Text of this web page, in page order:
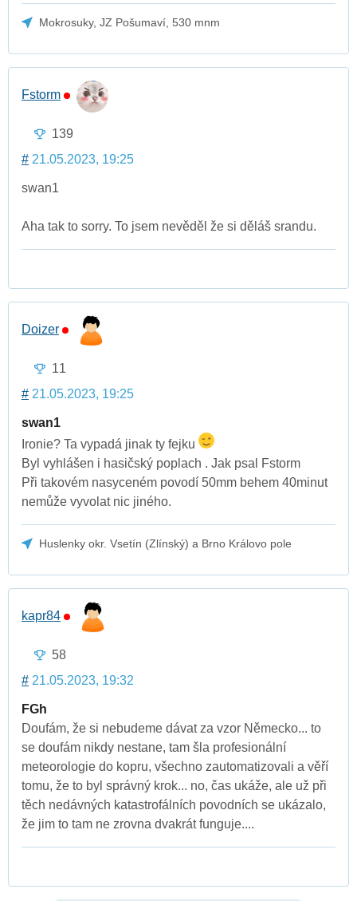
Mokrosuky, JZ Pošumaví, 530 mnm
Fstorm
139
# 21.05.2023, 19:25
swan1
Aha tak to sorry. To jsem nevěděl že si děláš srandu.
Doizer
11
# 21.05.2023, 19:25
swan1
Ironie? Ta vypadá jinak ty fejku
Byl vyhlášen i hasičský poplach . Jak psal Fstorm
Při takovém nasyceném povodí 50mm behem 40minut
nemůže vyvolat nic jiného.
Huslenky okr. Vsetín (Zlínský) a Brno Královo pole
kapr84
58
# 21.05.2023, 19:32
FGh
Doufám, že si nebudeme dávat za vzor Německo... to
se doufám nikdy nestane, tam šla profesionální
meteorologie do kopru, všechno zautomatizovali a věří
tomu, že to byl správný krok... no, čas ukáže, ale už při
těch nedávných katastrofálních povodních se ukázalo,
že jim to tam ne zrovna dvakrát funguje....